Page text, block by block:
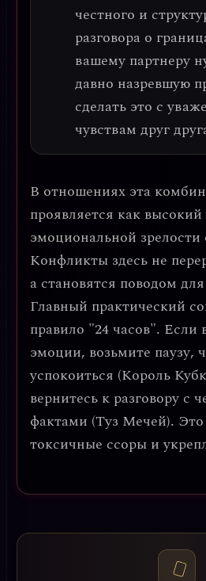
честного и
разговора о
вашему партнеру
давно назревшую
сделать это с
чувствам друг
В отношениях эта
проявляется как высокий
эмоциональной зрелости
Конфликты здесь не
а становятся поводом
Главный практический
правило "24 часов". Если
эмоции, возьмите паузу,
успокоиться (Король
вернитесь к разговору с
фактами (Туз Мечей).
токсичные ссоры и